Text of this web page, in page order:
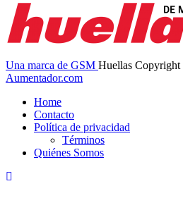
Una marca de GSM Huellas
Aumentador.com
Home
Contacto
Política de privacidad
Términos
Quiénes Somos